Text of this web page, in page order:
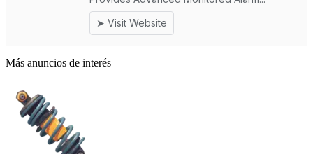
Más anuncios de interés